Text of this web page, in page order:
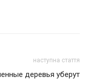
наступна стаття
деревья уберут